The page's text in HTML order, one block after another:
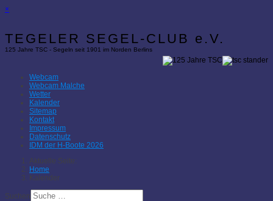
×
TEGELER SEGEL-CLUB e.V.
125 Jahre TSC - Segeln seit 1901 im Norden Berlins
Webcam
Webcam Malche
Wetter
Kalender
Sitemap
Kontakt
Impressum
Datenschutz
IDM der H-Boote 2026
Aktuelle Seite:
Home
Kalender
Suchen